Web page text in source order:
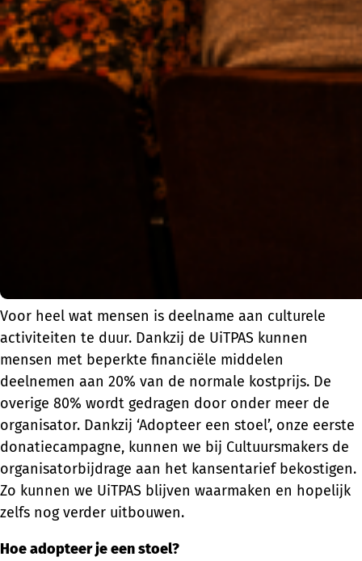
Voor heel wat mensen is deelname aan culturele
activiteiten te duur. Dankzij de UiTPAS kunnen
mensen met beperkte financiële middelen
deelnemen aan 20% van de normale kostprijs. De
overige 80% wordt gedragen door onder meer de
organisator. Dankzij ‘Adopteer een stoel’, onze eerste
donatiecampagne, kunnen we bij Cultuursmakers de
organisatorbijdrage aan het kansentarief bekostigen.
Zo kunnen we UiTPAS blijven waarmaken en hopelijk
zelfs nog verder uitbouwen.
Hoe adopteer je een stoel?